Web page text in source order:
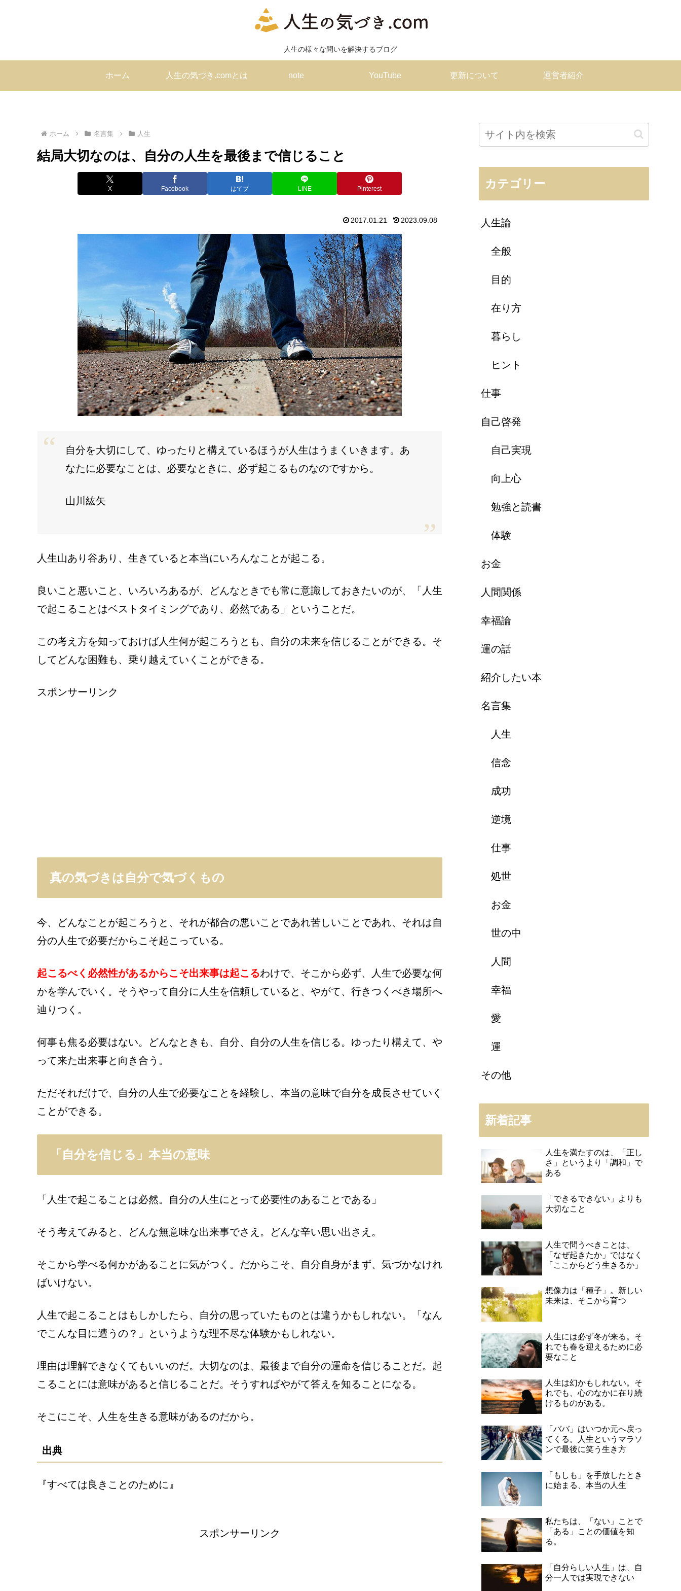
人生の様々な問いを解決するブログ
ホーム 人生の気づき.comとは note YouTube 更新について 運営者紹介
ホーム 名言集 人生
結局大切なのは、自分の人生を最後まで信じること
X Facebook はてブ LINE Pinterest
2017.01.21 2023.09.08
自分を大切にして、ゆったりと構えているほうが人生はうまくいきます。あ
なたに必要なことは、必要なときに、必ず起こるものなのですから。
山川紘矢
人生山あり谷あり、生きていると本当にいろんなことが起こる。
良いこと悪いこと、いろいろあるが、どんなときでも常に意識しておきたいのが、「人生
で起こることはベストタイミングであり、必然である」ということだ。
この考え方を知っておけば人生何が起ころうとも、自分の未来を信じることができる。そ
してどんな困難も、乗り越えていくことができる。
スポンサーリンク
真の気づきは自分で気づくもの
今、どんなことが起ころうと、それが都合の悪いことであれ苦しいことであれ、それは自
分の人生で必要だからこそ起こっている。
起こるべく必然性があるからこそ出来事は起こるわけで、そこから必ず、人生で必要な何
かを学んでいく。そうやって自分に人生を信頼していると、やがて、行きつくべき場所へ
辿りつく。
何事も焦る必要はない。どんなときも、自分、自分の人生を信じる。ゆったり構えて、や
って来た出来事と向き合う。
ただそれだけで、自分の人生で必要なことを経験し、本当の意味で自分を成長させていく
ことができる。
「自分を信じる」本当の意味
「人生で起こることは必然。自分の人生にとって必要性のあることである」
そう考えてみると、どんな無意味な出来事でさえ。どんな辛い思い出さえ。
そこから学べる何かがあることに気がつく。だからこそ、自分自身がまず、気づかなけれ
ばいけない。
人生で起こることはもしかしたら、自分の思っていたものとは違うかもしれない。「なん
でこんな目に遭うの？」というような理不尽な体験かもしれない。
理由は理解できなくてもいいのだ。大切なのは、最後まで自分の運命を信じることだ。起
こることには意味があると信じることだ。そうすればやがて答えを知ることになる。
そこにこそ、人生を生きる意味があるのだから。
出典
『すべては良きことのために』
スポンサーリンク
カテゴリー
人生論
全般
目的
在り方
暮らし
ヒント
仕事
自己啓発
自己実現
向上心
勉強と読書
体験
お金
人間関係
幸福論
運の話
紹介したい本
名言集
人生
信念
成功
逆境
仕事
処世
お金
世の中
人間
幸福
愛
運
その他
新着記事
人生を満たすのは、「正し
さ」というより「調和」で
ある
「できるできない」よりも
大切なこと
人生で問うべきことは、
「なぜ起きたか」ではなく
「ここからどう生きるか」
想像力は「種子」。新しい
未来は、そこから育つ
人生には必ず冬が来る。そ
れでも春を迎えるために必
要なこと
人生は幻かもしれない。そ
れでも、心のなかに在り続
けるものがある。
「ババ」はいつか元へ戻っ
てくる。人生というマラソ
ンで最後に笑う生き方
「もしも」を手放したとき
に始まる、本当の人生
私たちは、「ない」ことで
「ある」ことの価値を知
る。
「自分らしい人生」は、自
分一人では実現できない